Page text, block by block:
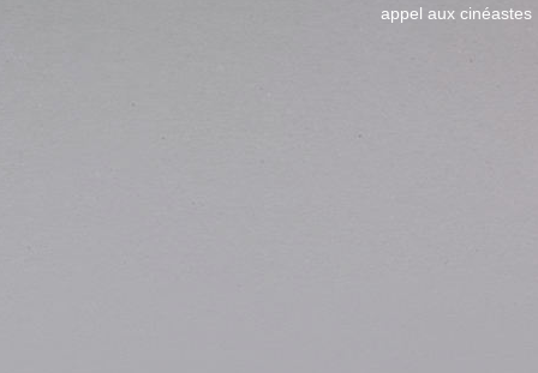
appel aux cinéastes